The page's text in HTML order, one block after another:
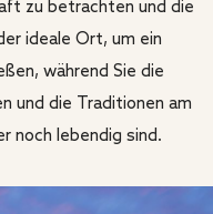
zu betrachten und die
ideale Ort, um ein
während Sie die
und die Traditionen am
noch lebendig sind.